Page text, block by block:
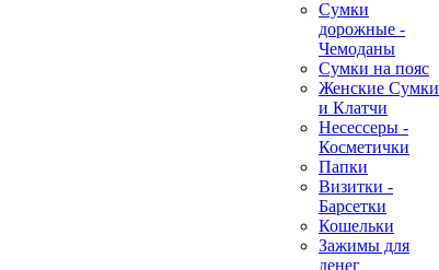
Сумки
дорожные -
Чемоданы
Сумки на пояс
Женские Сумки
и Клатчи
Несессеры -
Косметички
Папки
Визитки -
Барсетки
Кошельки
Зажимы для
денег